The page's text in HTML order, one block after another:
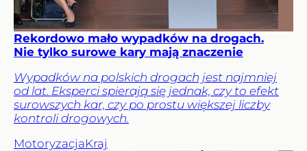
Rekordowo mało wypadków na drogach.
Nie tylko surowe kary mają znaczenie
Wypadków na polskich drogach jest najmniej
od lat. Eksperci spierają się jednak, czy to efekt
surowszych kar, czy po prostu większej liczby
kontroli drogowych.
MotoryzacjaKraj